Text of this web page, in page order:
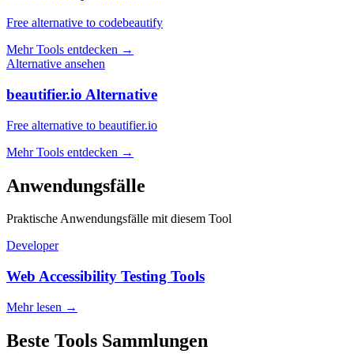
Free alternative to codebeautify
Mehr Tools entdecken →
Alternative ansehen
beautifier.io Alternative
Free alternative to beautifier.io
Mehr Tools entdecken →
Anwendungsfälle
Praktische Anwendungsfälle mit diesem Tool
Developer
Web Accessibility Testing Tools
Mehr lesen →
Beste Tools Sammlungen